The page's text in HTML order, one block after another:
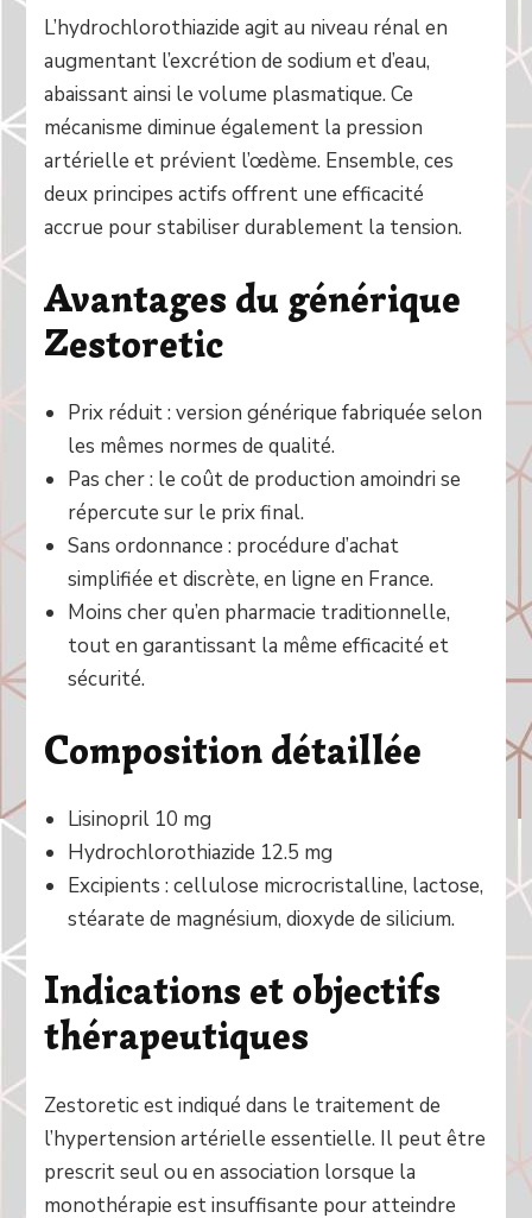
L’hydrochlorothiazide agit au niveau rénal en
augmentant l’excrétion de sodium et d’eau,
abaissant ainsi le volume plasmatique. Ce
mécanisme diminue également la pression
artérielle et prévient l’œdème. Ensemble, ces
deux principes actifs offrent une efficacité
accrue pour stabiliser durablement la tension.
Avantages du générique
Zestoretic
Prix réduit : version générique fabriquée selon
les mêmes normes de qualité.
Pas cher : le coût de production amoindri se
répercute sur le prix final.
Sans ordonnance : procédure d’achat
simplifiée et discrète, en ligne en France.
Moins cher qu’en pharmacie traditionnelle,
tout en garantissant la même efficacité et
sécurité.
Composition détaillée
Lisinopril 10 mg
Hydrochlorothiazide 12.5 mg
Excipients : cellulose microcristalline, lactose,
stéarate de magnésium, dioxyde de silicium.
Indications et objectifs
thérapeutiques
Zestoretic est indiqué dans le traitement de
l’hypertension artérielle essentielle. Il peut être
prescrit seul ou en association lorsque la
monothérapie est insuffisante pour atteindre